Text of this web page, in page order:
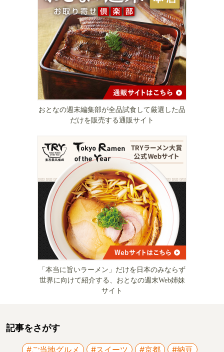
おとなの週末編集部が全品試食して厳選した品
だけを販売する通販サイト
「本当に旨いラーメン」だけを日本のみならず
世界に向けて紹介する、おとなの週末Web姉妹
サイト
記事をさがす
#ご当地グルメ #スイーツ #京都 #納豆